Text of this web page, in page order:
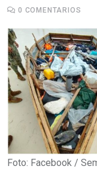
0 COMENTARIOS
Foto: Facebook /